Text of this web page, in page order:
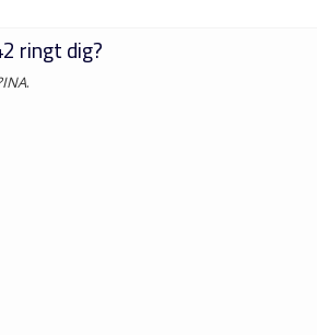
ringt dig?
.